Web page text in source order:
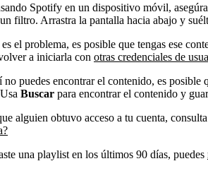
Spotify en un dispositivo móvil,
filtro. Arrastra la pantalla hacia abajo y
es el problema, es posible que tengas ese
a iniciarla con otras credenciales de
no puedes encontrar el contenido, es posible
Buscar para encontrar el contenido y
alguien obtuvo acceso a tu cuenta,
una playlist en los últimos 90 días, puedes